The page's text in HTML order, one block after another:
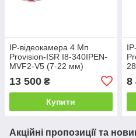
IP-відеокамера 4 Мп
Provision-ISR I8-340IPEN-
MVF2-V5 (7-22 мм)
13 500 ₴
Купити
8
Акційні пропозиції та